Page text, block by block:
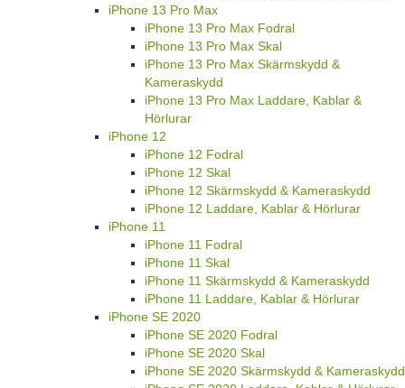
iPhone 13 Pro Max
iPhone 13 Pro Max Fodral
iPhone 13 Pro Max Skal
iPhone 13 Pro Max Skärmskydd &
Kameraskydd
iPhone 13 Pro Max Laddare, Kablar &
Hörlurar
iPhone 12
iPhone 12 Fodral
iPhone 12 Skal
iPhone 12 Skärmskydd & Kameraskydd
iPhone 12 Laddare, Kablar & Hörlurar
iPhone 11
iPhone 11 Fodral
iPhone 11 Skal
iPhone 11 Skärmskydd & Kameraskydd
iPhone 11 Laddare, Kablar & Hörlurar
iPhone SE 2020
iPhone SE 2020 Fodral
iPhone SE 2020 Skal
iPhone SE 2020 Skärmskydd & Kameraskydd